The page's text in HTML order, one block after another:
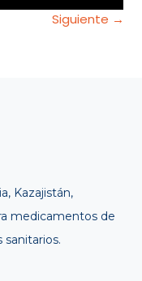
Siguiente →
Kazajistán,
medicamentos de